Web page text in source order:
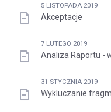
5 LISTOPADA 2019
Akceptacje
7 LUTEGO 2019
Analiza Raportu -
31 STYCZNIA 2019
Wykluczanie